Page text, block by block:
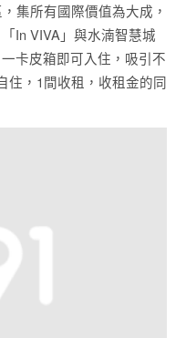
集所有國際價值為大成，
In VIVA」與水湳智慧城
卡皮箱即可入住，吸引不
住，1間收租，收租金的同